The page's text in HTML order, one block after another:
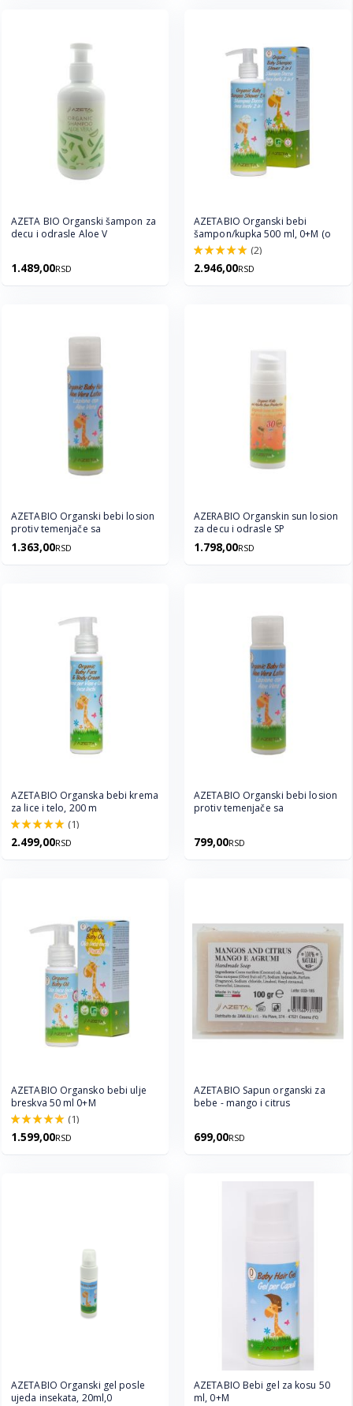
AZETA BIO Organski šampon za
decu i odrasle Aloe V
1.489,00RSD
AZETABIO Organski bebi
šampon/kupka 500 ml, 0+M (o
100.0%
(2)
2.946,00RSD
AZETABIO Organski bebi losion
protiv temenjače sa
1.363,00RSD
AZERABIO Organskin sun losion
za decu i odrasle SP
1.798,00RSD
AZETABIO Organska bebi krema
za lice i telo, 200 m
100.0%
(1)
2.499,00RSD
AZETABIO Organski bebi losion
protiv temenjače sa
799,00RSD
AZETABIO Organsko bebi ulje
breskva 50 ml 0+M
100.0%
(1)
1.599,00RSD
AZETABIO Sapun organski za
bebe - mango i citrus
699,00RSD
AZETABIO Organski gel posle
ujeda insekata, 20ml,0
AZETABIO Bebi gel za kosu 50
ml, 0+M